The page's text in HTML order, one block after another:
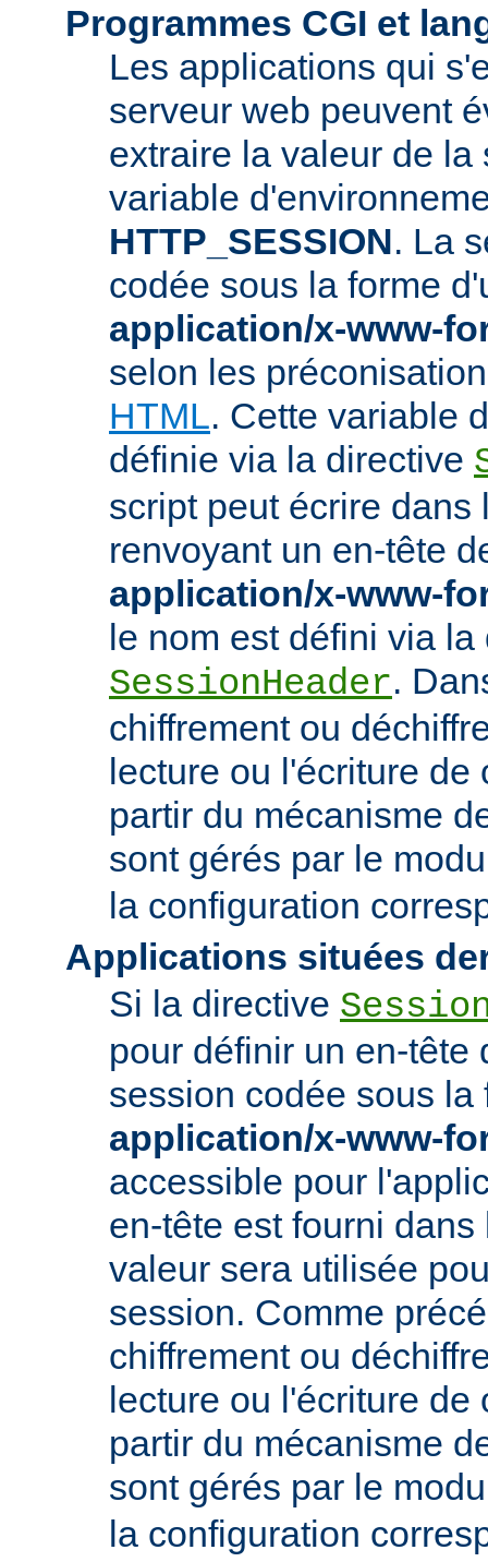
Programmes CGI et
Les applications qui
serveur web peuvent
extraire la valeur de la
variable
HTTP_SESSION. La
codée sous la forme
application/x-www-
selon les
HTML. Cette variable
définie via la directive
script peut écrire dans
renvoyant un en-tête
application/x-www-
le nom est défini via la
SessionHeader.
chiffrement ou
lecture ou l'écriture de
partir du mécanisme
sont gérés par le
la configuration
Applications situées
Si la directive
pour définir un en-tête
session codée sous
application/x-www-
accessible pour
en-tête est fourni
valeur sera utilisée
session. Comme
chiffrement ou
lecture ou l'écriture de
partir du mécanisme
sont gérés par le
la configuration